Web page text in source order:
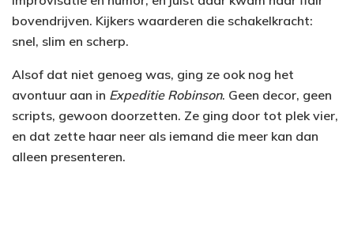
bovendrijven. Kijkers waarderen die schakelkracht:
snel, slim en scherp.
Alsof dat niet genoeg was, ging ze ook nog het
avontuur aan in Expeditie Robinson. Geen decor, geen
scripts, gewoon doorzetten. Ze ging door tot plek vier,
en dat zette haar neer als iemand die meer kan dan
alleen presenteren.